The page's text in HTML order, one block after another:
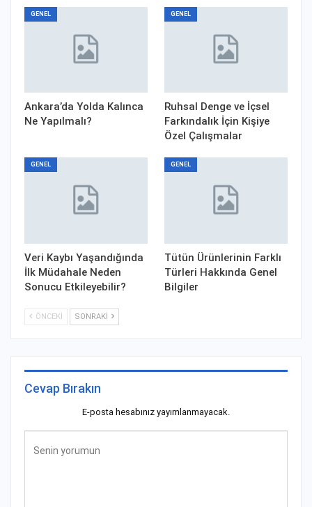
GENEL
Ankara’da Yolda Kalınca
Ne Yapılmalı?
GENEL
Ruhsal Denge ve İçsel
Farkındalık İçin Kişiye
Özel Çalışmalar
GENEL
Veri Kaybı Yaşandığında
İlk Müdahale Neden
Sonucu Etkileyebilir?
GENEL
Tütün Ürünlerinin Farklı
Türleri Hakkında Genel
Bilgiler
ÖNCEKI SONRAKI
Cevap Bırakın
E-posta hesabınız yayımlanmayacak.